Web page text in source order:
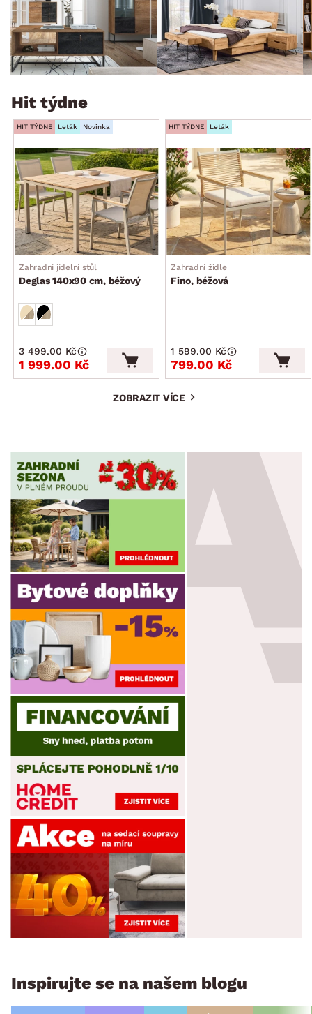
Hit týdne
HIT TÝDNE Leták Novinka
Zahradní jídelní stůl
Deglas 140x90 cm, béžový
1 999.00 Kč
3 499.00 Kč
HIT TÝDNE Leták
Zahradní židle
Fino, béžová
799.00 Kč
1 599.00 Kč
ZOBRAZIT VÍCE
Inspirujte se na našem blogu